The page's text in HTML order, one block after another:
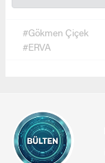
#Gökmen Çiçek
#ERVA